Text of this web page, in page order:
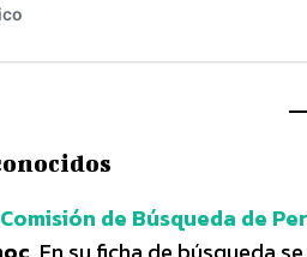
Comisión de Búsqueda de